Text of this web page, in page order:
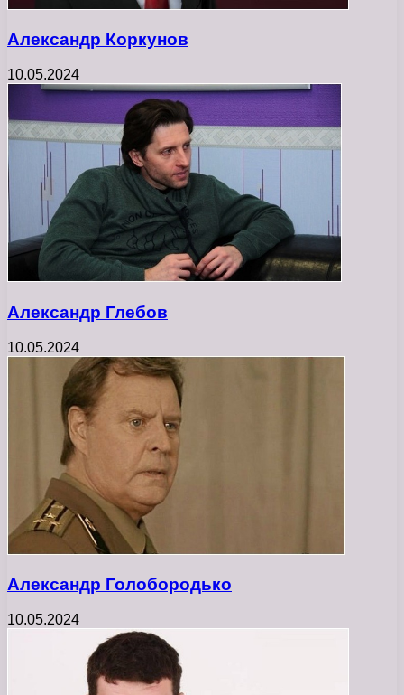
Александр Коркунов
10.05.2024
Александр Глебов
10.05.2024
Александр Голобородько
10.05.2024